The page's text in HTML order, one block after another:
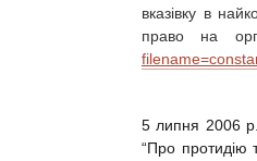
вказівку в
право на
5 липня 2006
“Про протидію